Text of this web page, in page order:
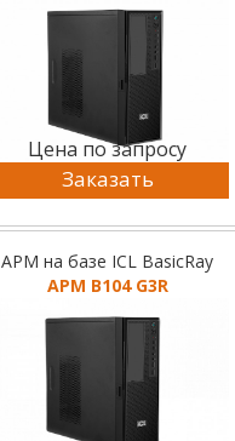
Цена по запросу
Заказать
АРМ на базе ICL BasicRay
АРМ B104 G3R